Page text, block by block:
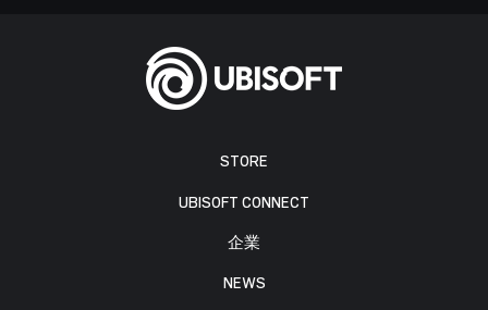
STORE
UBISOFT CONNECT
企業
NEWS